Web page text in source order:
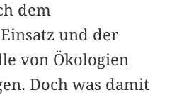
dem
und der
von Ökologien
Doch was damit